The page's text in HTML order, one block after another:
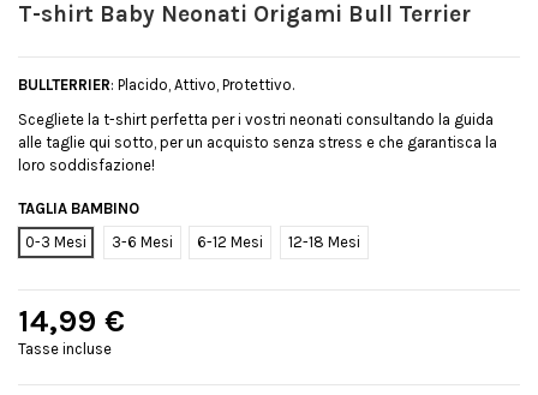
T-shirt Baby Neonati Origami Bull Terrier
BULLTERRIER: Placido, Attivo, Protettivo.
Scegliete la t-shirt perfetta per i vostri neonati consultando la guida
alle taglie qui sotto, per un acquisto senza stress e che garantisca la
loro soddisfazione!
TAGLIA BAMBINO
0-3 Mesi
3-6 Mesi 6-12 Mesi 12-18 Mesi
14,99 €
Tasse incluse